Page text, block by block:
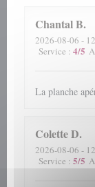
ChantalB
2026-08-06 -
Service : 4/5
La planche
ColetteD
2026-08-06 -
Service : 5/5